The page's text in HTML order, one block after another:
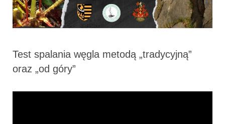
Test spalania węgla metodą „tradycyjną”
oraz „od góry”